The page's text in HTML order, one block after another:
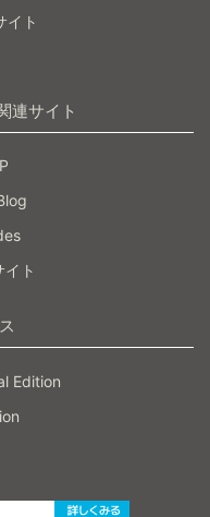
イト
連サイト
ト
Edition